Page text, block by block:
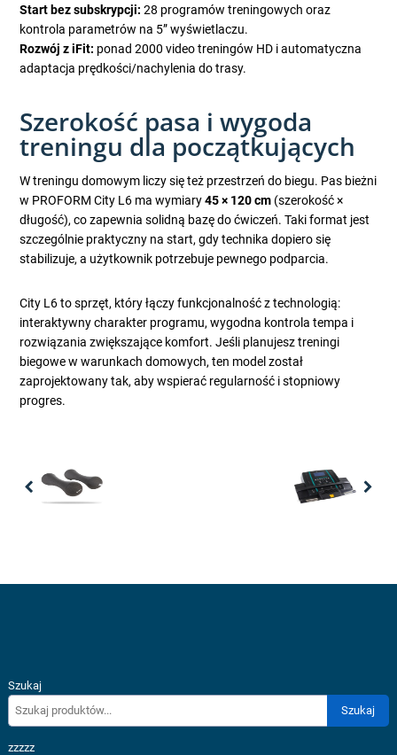
Start bez subskrypcji: 28 programów treningowych oraz
kontrola parametrów na 5” wyświetlaczu.
Rozwój z iFit: ponad 2000 video treningów HD i automatyczna
adaptacja prędkości/nachylenia do trasy.
Szerokość pasa i wygoda
treningu dla początkujących
W treningu domowym liczy się też przestrzeń do biegu. Pas bieżni
w PROFORM City L6 ma wymiary45 × 120 cm (szerokość ×
długość), co zapewnia solidną bazę do ćwiczeń. Taki format jest
szczególnie praktyczny na start, gdy technika dopiero się
stabilizuje, a użytkownik potrzebuje pewnego podparcia.
City L6 to sprzęt, który łączy funkcjonalność z technologią:
interaktywny charakter programu, wygodna kontrola tempa i
rozwiązania zwiększające komfort. Jeśli planujesz treningi
biegowe w warunkach domowych, ten model został
zaprojektowany tak, aby wspierać regularność i stopniowy
progres.
Szukaj
Szukaj
zzzzz